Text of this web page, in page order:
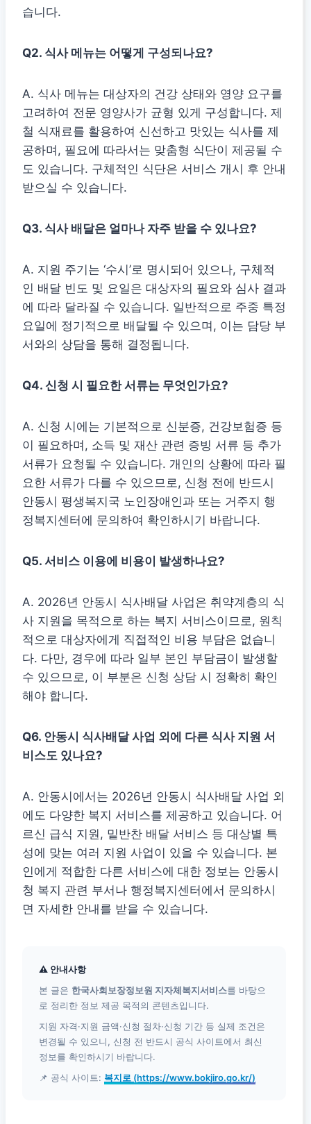
습니다.
Q2. 식사 메뉴는 어떻게 구성되나요?
A. 식사 메뉴는 대상자의 건강 상태와 영양 요구를
고려하여 전문 영양사가 균형 있게 구성합니다. 제
철 식재료를 활용하여 신선하고 맛있는 식사를 제
공하며, 필요에 따라서는 맞춤형 식단이 제공될 수
도 있습니다. 구체적인 식단은 서비스 개시 후 안내
받으실 수 있습니다.
Q3. 식사 배달은 얼마나 자주 받을 수 있나요?
A. 지원 주기는 ‘수시’로 명시되어 있으나, 구체적
인 배달 빈도 및 요일은 대상자의 필요와 심사 결과
에 따라 달라질 수 있습니다. 일반적으로 주중 특정
요일에 정기적으로 배달될 수 있으며, 이는 담당 부
서와의 상담을 통해 결정됩니다.
Q4. 신청 시 필요한 서류는 무엇인가요?
A. 신청 시에는 기본적으로 신분증, 건강보험증 등
이 필요하며, 소득 및 재산 관련 증빙 서류 등 추가
서류가 요청될 수 있습니다. 개인의 상황에 따라 필
요한 서류가 다를 수 있으므로, 신청 전에 반드시
안동시 평생복지국 노인장애인과 또는 거주지 행
정복지센터에 문의하여 확인하시기 바랍니다.
Q5. 서비스 이용에 비용이 발생하나요?
A. 2026년 안동시 식사배달 사업은 취약계층의 식
사 지원을 목적으로 하는 복지 서비스이므로, 원칙
적으로 대상자에게 직접적인 비용 부담은 없습니
다. 다만, 경우에 따라 일부 본인 부담금이 발생할
수 있으므로, 이 부분은 신청 상담 시 정확히 확인
해야 합니다.
Q6. 안동시 식사배달 사업 외에 다른 식사 지원 서
비스도 있나요?
A. 안동시에서는 2026년 안동시 식사배달 사업 외
에도 다양한 복지 서비스를 제공하고 있습니다. 어
르신 급식 지원, 밑반찬 배달 서비스 등 대상별 특
성에 맞는 여러 지원 사업이 있을 수 있습니다. 본
인에게 적합한 다른 서비스에 대한 정보는 안동시
청 복지 관련 부서나 행정복지센터에서 문의하시
면 자세한 안내를 받을 수 있습니다.
⚠ 안내사항
본 글은 한국사회보장정보원 지자체복지서비스를 바탕으
로 정리한 정보 제공 목적의 콘텐츠입니다.
지원 자격·지원 금액·신청 절차·신청 기간 등 실제 조건은
변경될 수 있으니, 신청 전 반드시 공식 사이트에서 최신
정보를 확인하시기 바랍니다.
📌 공식 사이트: 복지로 (https://www.bokjiro.go.kr/)